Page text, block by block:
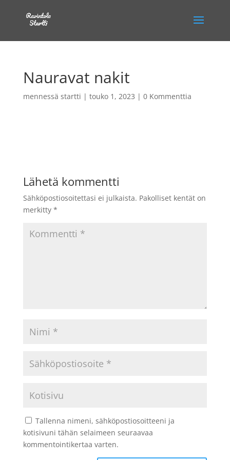
Nauravat nakit
mennessä startti | touko 1, 2023 | 0 Kommenttia
Lähetä kommentti
Sähköpostiosoitettasi ei julkaista. Pakolliset kentät on
merkitty *
Tallenna nimeni, sähköpostiosoitteeni ja
kotisivuni tähän selaimeen seuraavaa
kommentointikertaa varten.